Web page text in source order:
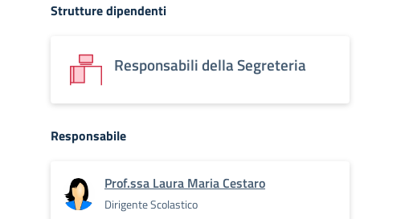
Strutture dipendenti
Responsabili della Segreteria
Responsabile
Prof.ssa Laura Maria Cestaro
Dirigente Scolastico